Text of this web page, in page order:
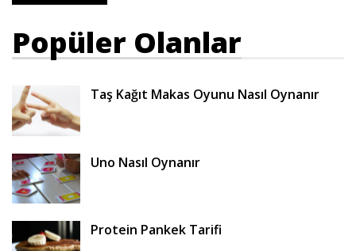
Popüler Olanlar
Taş Kağıt Makas Oyunu Nasıl Oynanır
Uno Nasıl Oynanır
Protein Pankek Tarifi